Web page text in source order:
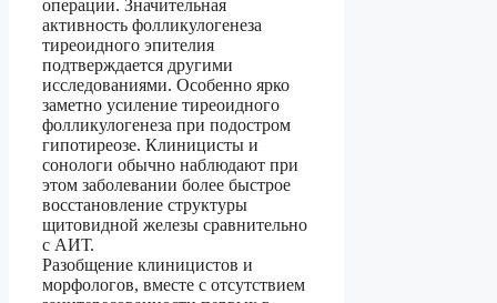
операции. Значительная
активность фолликулогенеза
тиреоидного эпителия
подтверждается другими
исследованиями. Особенно ярко
заметно усиление тиреоидного
фолликулогенеза при подостром
гипотиреозе. Клиницисты и
сонологи обычно наблюдают при
этом заболевании более быстрое
восстановление структуры
щитовидной железы сравнительно
с АИТ.
Разобщение клиницистов и
морфологов, вместе с отсутствием